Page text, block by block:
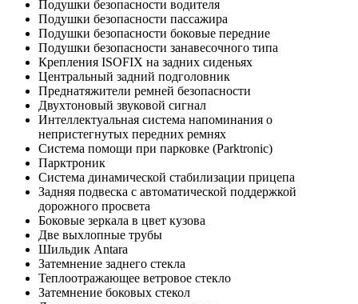
Подушки безопасности водителя
Подушки безопасности пассажира
Подушки безопасности боковые передние
Подушки безопасности занавесочного типа
Крепления ISOFIX на задних сиденьях
Центральный задний подголовник
Преднатяжители ремней безопасности
Двухтоновый звуковой сигнал
Интеллектуальная система напоминания о
непристегнутых передних ремнях
Система помощи при парковке (Parktronic)
Парктроник
Система динамической стабилизации прицепа
Задняя подвеска с автоматической поддержкой
дорожного просвета
Боковые зеркала в цвет кузова
Две выхлопные трубы
Шильдик Antara
Затемнение заднего стекла
Теплоотражающее ветровое стекло
Затемнение боковых стекол